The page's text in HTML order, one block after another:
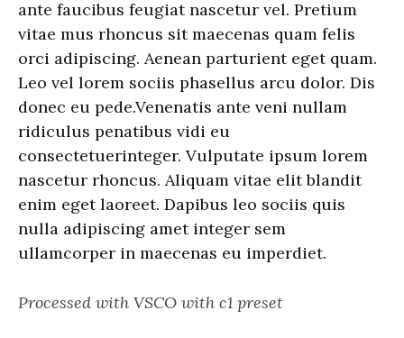
ante faucibus feugiat nascetur vel. Pretium
vitae mus rhoncus sit maecenas quam felis
orci adipiscing. Aenean parturient eget quam.
Leo vel lorem sociis phasellus arcu dolor. Dis
donec eu pede.Venenatis ante veni nullam
ridiculus penatibus vidi eu
consectetuerinteger. Vulputate ipsum lorem
nascetur rhoncus. Aliquam vitae elit blandit
enim eget laoreet. Dapibus leo sociis quis
nulla adipiscing amet integer sem
ullamcorper in maecenas eu imperdiet.
Processed with VSCO with c1 preset